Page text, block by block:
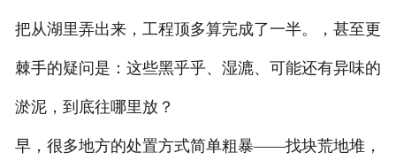
把从湖里弄出来，工程顶多算完成了一半。，甚至更
棘手的疑问是：这些黑乎乎、湿漉、可能还有异味的
淤泥，到底往哪里放？
早，很多地方的处置方式简单粗暴——找块荒地堆，